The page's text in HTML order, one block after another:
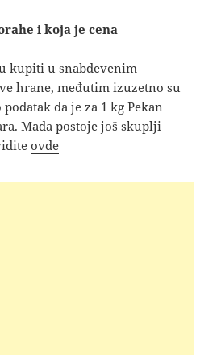
i koja je cena
kupiti u snabdevenim
hrane, međutim izuzetno su
da je za 1 kg Pekan
Mada postoje još skuplji
ovde